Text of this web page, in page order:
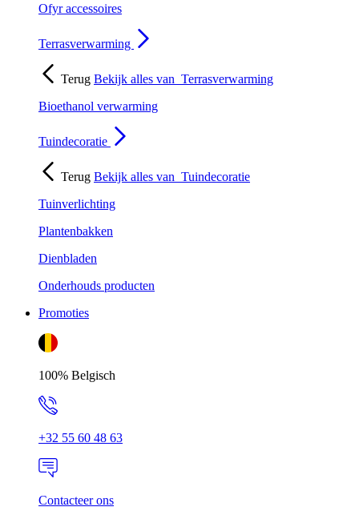
Ofyr accessoires
Terrasverwarming
Terug Bekijk alles van Terrasverwarming
Bioethanol verwarming
Tuindecoratie
Terug Bekijk alles van Tuindecoratie
Tuinverlichting
Plantenbakken
Dienbladen
Onderhouds producten
Promoties
100% Belgisch
+32 55 60 48 63
Contacteer ons